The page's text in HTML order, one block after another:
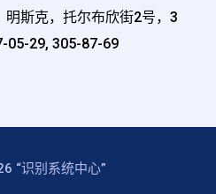
斯克，托尔布欣街2号，3
05-29, 305-87-69
“识别系统中心”